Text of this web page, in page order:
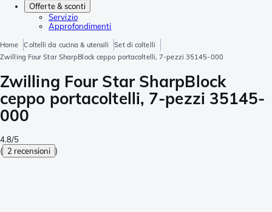
Offerte & sconti
Servizio
Approfondimenti
Home Coltelli da cucina & utensili
Set di coltelli
Zwilling Four Star SharpBlock ceppo portacoltelli, 7-pezzi 35145-000
Zwilling Four Star SharpBlock
ceppo portacoltelli, 7-pezzi 35145-
000
4.8/5
( 2 recensioni )